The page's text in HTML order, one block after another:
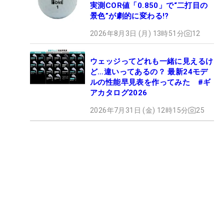
実測COR値「0.850」で“二打目の
景色”が劇的に変わる!?
2026年8月3日 (月) 13時51分 12
ウェッジってどれも一緒に見えるけ
ど…違いってあるの？ 最新24モデ
ルの性能早見表を作ってみた #ギ
アカタログ2026
2026年7月31日 (金) 12時15分 25